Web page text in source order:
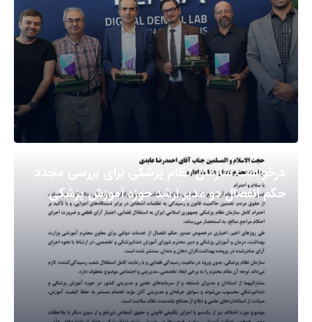
درخواست سازمان نظام پزشکی برای بررسی مجدد
حکم انفصال دو مدیر ارشد حوزه آموزش پزشکی